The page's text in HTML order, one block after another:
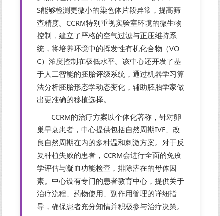
S能够检测更微小的染色体片段异常，提高筛
查精度。CCRM特别重视实验室环境的微生物
控制，建立了严格的空气过滤与正压维持系
统，将培养环境中的挥发性有机化合物（VO
C）浓度控制在极低水平。该中心还开发了基
于人工智能的胚胎评级系统，通过机器学习算
法分析胚胎形态学动态变化，辅助胚胎学家做
出更准确的移植选择。
CCRM的治疗方案以个体化著称，针对卵
巢早衰患者，中心提供包括自然周期IVF、改
良自然周期在内的多种温和刺激方案。对于反
复种植失败的患者，CCRM会进行全面的免疫
学评估与凝血功能检查，排除潜在的母体因
素。中心设有专门的患者教育中心，提供关于
治疗流程、药物使用、副作用管理的详细指
导，确保患者充分知情并积极参与治疗决策。